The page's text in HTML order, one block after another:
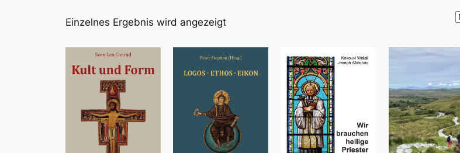
Einzelnes Ergebnis wird angezeigt